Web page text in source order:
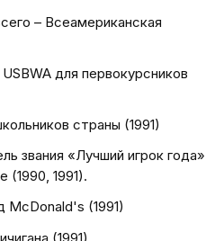
– Всеамериканская
для первокурсников
страны (1991)
звания «Лучший игрок года»
(1990, 1991).
McDonald's (1991)
(1991)